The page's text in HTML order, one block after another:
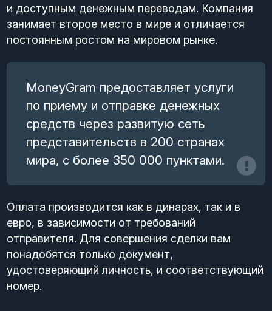
и доступным денежным переводам. Компания
занимает второе место в мире и отличается
постоянным ростом на мировом рынке.
MoneyGram предоставляет услуги
по приему и отправке денежных
средств через развитую сеть
представительств в 200 странах
мира, с более 350 000 пунктами.
Оплата производится как в динарах, так и в
евро, в зависимости от требований
отправителя. Для совершения сделки вам
понадобятся только документ,
удостоверяющий личность, и соответствующий
номер.